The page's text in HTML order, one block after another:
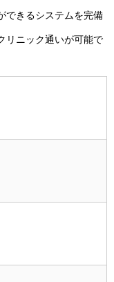
できるシステムを完備
リニック通いが可能で